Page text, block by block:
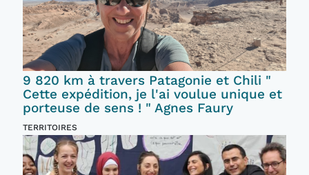
9 820 km à travers Patagonie et Chili "
Cette expédition, je l'ai voulue unique et
porteuse de sens ! " Agnes Faury
TERRITOIRES